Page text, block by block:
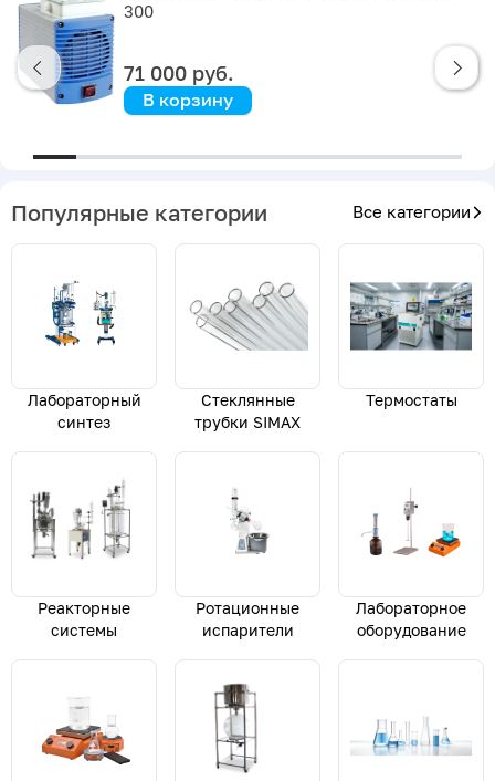
300
71 000 руб.
В корзину
Популярные категории Все категории
Лабораторный
синтез
Стеклянные
трубки SIMAX
Термостаты
Реакторные
системы
Ротационные
испарители
Лабораторное
оборудование